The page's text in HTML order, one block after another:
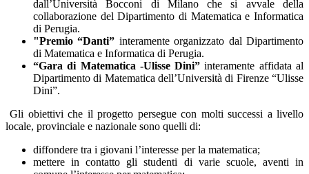
dall’Università Bocconi di Milano che si avvale della
collaborazione del Dipartimento di Matematica e Informatica
di Perugia.
"Premio “Danti” interamente organizzato dal Dipartimento
di Matematica e Informatica di Perugia.
“Gara di Matematica -Ulisse Dini” interamente affidata al
Dipartimento di Matematica dell’Università di Firenze “Ulisse
Dini”.
Gli obiettivi che il progetto persegue con molti successi a livello
locale, provinciale e nazionale sono quelli di:
diffondere tra i giovani l’interesse per la matematica;
mettere in contatto gli studenti di varie scuole, aventi in